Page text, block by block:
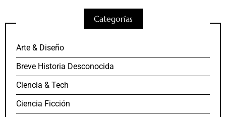
Categorías
Arte & Diseño
Breve Historia Desconocida
Ciencia & Tech
Ciencia Ficción